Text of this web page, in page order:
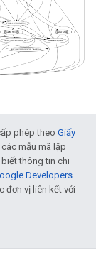
phép theo Giấy
các mẫu mã lập
biết thông tin chi
Developers.
đơn vị liên kết với